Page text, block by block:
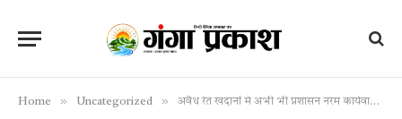
Home » Uncategorized » अवैध रेत खदानों में अभी भी प्रशासन नरम कार्यवाही के नाम पर खानापूर्ति, पत्रकार के साथ मारपीट, खदान में बवाल, आखिर प्रशासन चाहता क्या है